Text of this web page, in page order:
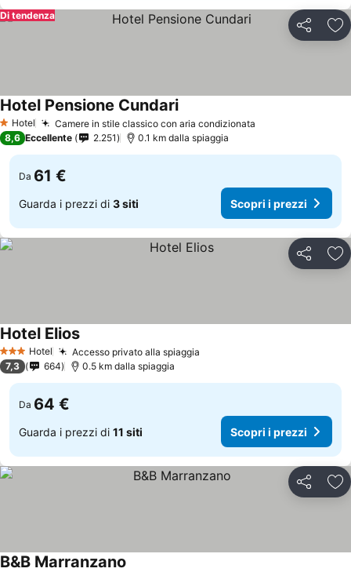
Condividi
Di tendenza
1 Stelle
Hotel Camere in stile classico con aria condizionata
Hotel Pensione Cundari
8,6 Eccellente 2.251 0.1 km dalla spiaggia
Da 61 €
Guarda i prezzi di 3 siti Scopri i prezzi
Condividi
3 StelleHotel Accesso privato alla spiaggia
Hotel Elios
7,3 664 0.5 km dalla spiaggia
Da 64 €
Guarda i prezzi di 11 siti Scopri i prezzi
Condividi
B&B Marranzano